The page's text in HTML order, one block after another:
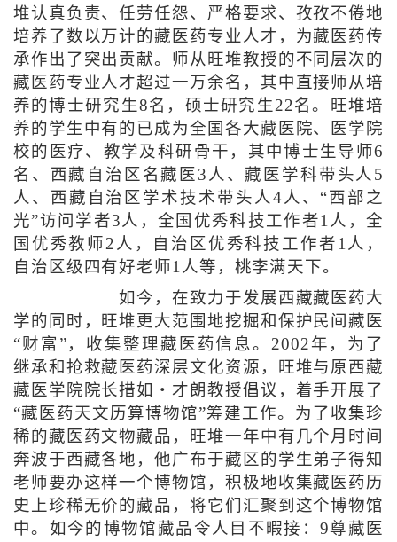
堆认真负责、任劳任怨、严格要求、孜孜不倦地
培养了数以万计的藏医药专业人才，为藏医药传
承作出了突出贡献。师从旺堆教授的不同层次的
藏医药专业人才超过一万余名，其中直接师从培
养的博士研究生8名，硕士研究生22名。旺堆培
养的学生中有的已成为全国各大藏医院、医学院
校的医疗、教学及科研骨干，其中博士生导师6
名、西藏自治区名藏医3人、藏医学科带头人5
人、西藏自治区学术技术带头人4人、“西部之
光”访问学者3人，全国优秀科技工作者1人，全
国优秀教师2人，自治区优秀科技工作者1人，
自治区级四有好老师1人等，桃李满天下。
如今，在致力于发展西藏藏医药大
学的同时，旺堆更大范围地挖掘和保护民间藏医
“财富”，收集整理藏医药信息。2002年，为了
继承和抢救藏医药深层文化资源，旺堆与原西藏
藏医学院院长措如・才朗教授倡议，着手开展了
“藏医药天文历算博物馆”筹建工作。为了收集珍
稀的藏医药文物藏品，旺堆一年中有几个月时间
奔波于西藏各地，他广布于藏区的学生弟子得知
老师要办这样一个博物馆，积极地收集藏医药历
史上珍稀无价的藏品，将它们汇聚到这个博物馆
中。如今的博物馆藏品令人目不暇接：9尊藏医